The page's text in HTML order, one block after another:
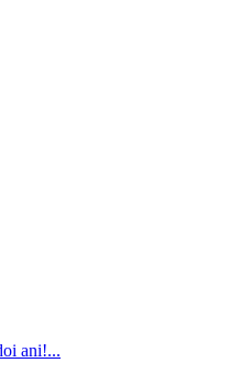
ani!...